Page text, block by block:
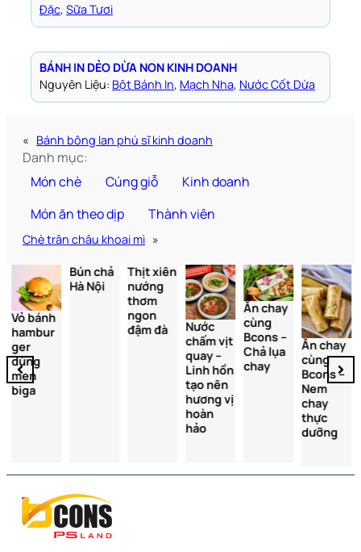
Đặc, Sữa Tươi
BÁNH IN DẺO DỪA NON KINH DOANH
Nguyên Liệu: Bột Bánh In, Mạch Nha, Nước Cốt Dừa
« Bánh bông lan phú sĩ kinh doanh
Danh mục:
Món chè
Cúng giỗ
Kinh doanh
Món ăn theo dịp
Thành viên
Chè trân châu khoai mì »
Vỏ bánh
hambur
ger
dùng
men
biga
Bún chả
Hà Nội
Thịt xiên
nướng
thơm
ngon
đậm đà
Nước
chấm vịt
quay –
Linh hồn
tạo nên
hương vị
hoàn
hảo
Ăn chay
cùng
Bcons –
Chả lụa
chay
Ăn chay
cùng
Bcons –
Nem
chay
thực
dưỡng